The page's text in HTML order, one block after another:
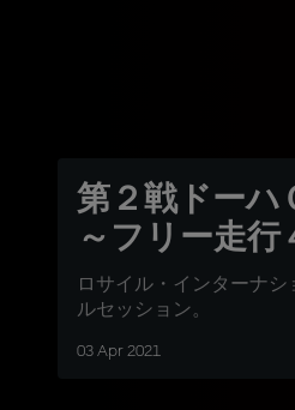
第２戦ドー
～フリー走行
ロサイル・インターナ
ルセッション。
03 Apr 2021